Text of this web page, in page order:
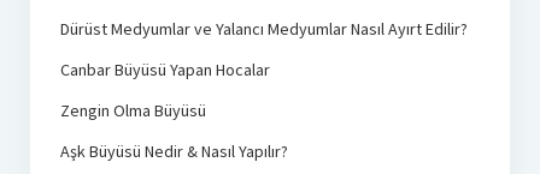
Dürüst Medyumlar ve Yalancı Medyumlar Nasıl Ayırt Edilir?
Canbar Büyüsü Yapan Hocalar
Zengin Olma Büyüsü
Aşk Büyüsü Nedir & Nasıl Yapılır?